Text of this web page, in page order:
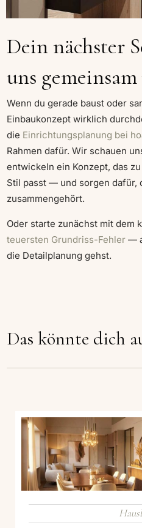
Dein nächster
uns
Wenn du gerade baust oder
Einbaukonzept wirklich
die Einrichtungsplanung bei
Rahmen dafür. Wir schauen
entwickeln ein Konzept, das
Stil passt — und sorgen dafür,
zusammengehört.
Oder starte zunächst mit dem
teuersten Grundriss-Fehler —
die Detailplanung gehst.
Das könnte dich